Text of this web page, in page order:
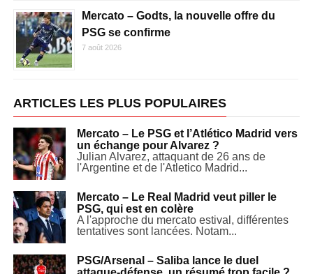
Mercato – Godts, la nouvelle offre du
PSG se confirme
7 août 2026
ARTICLES LES PLUS POPULAIRES
Mercato – Le PSG et l’Atlético Madrid vers
un échange pour Alvarez ?
Julian Alvarez, attaquant de 26 ans de
l'Argentine et de l'Atletico Madrid...
Mercato – Le Real Madrid veut piller le
PSG, qui est en colère
A l'approche du mercato estival, différentes
tentatives sont lancées. Notam...
PSG/Arsenal – Saliba lance le duel